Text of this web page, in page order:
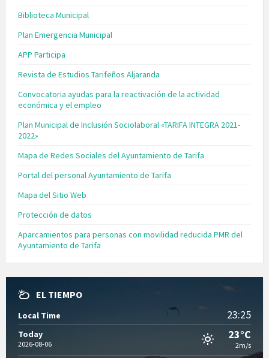
Biblioteca Municipal
Plan Emergencia Municipal
APP Participa
Revista de Estudios Tarifeños Aljaranda
Convocatoria ayudas para la reactivación de la actividad
económica y el empleo
Plan Municipal de Inclusión Sociolaboral «TARIFA INTEGRA 2021-
2022»
Mapa de Redes Sociales del Ayuntamiento de Tarifa
Portal del personal Ayuntamiento de Tarifa
Mapa del Sitio Web
Protección de datos
Aparcamientos para personas con movilidad reducida PMR del
Ayuntamiento de Tarifa
EL TIEMPO
Local Time 23:25
Today
2026-08-06
23°C
2m/s